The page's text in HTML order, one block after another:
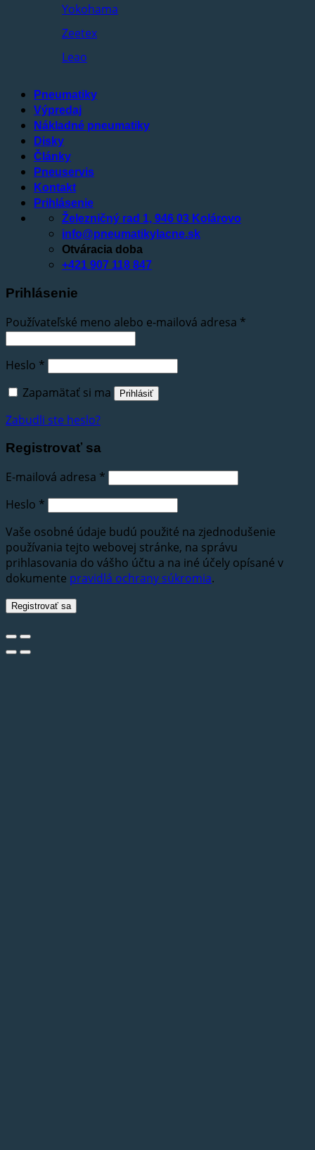
Yokohama
Zeetex
Leao
Pneumatiky
Výpredaj
Nákladné pneumatiky
Disky
Články
Pneuservis
Kontakt
Prihlásenie
Železničný rad 1, 946 03 Kolárovo
info@pneumatikylacne.sk
Otváracia doba
+421 907 118 847
Prihlásenie
Používateľské meno alebo e-mailová adresa *
Heslo *
Zapamätať si ma
Prihlásiť
Zabudli ste heslo?
Registrovať sa
E-mailová adresa *
Heslo *
Vaše osobné údaje budú použité na zjednodušenie
používania tejto webovej stránke, na správu
prihlasovania do vášho účtu a na iné účely opísané v
dokumente pravidlá ochrany súkromia.
Registrovať sa